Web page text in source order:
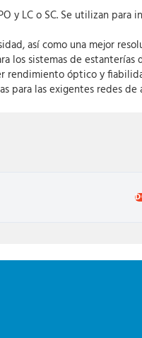
y LC o SC. Se utilizan para
así como una mejor
los sistemas de estanterías
rendimiento óptico y
para las exigentes redes